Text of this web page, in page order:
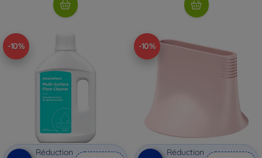
-10%
Réduction
-10%
Réduction